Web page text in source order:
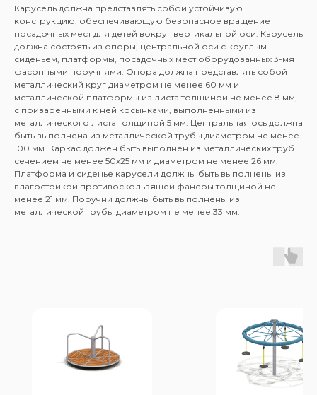
Карусель должна представлять собой устойчивую
конструкцию, обеспечивающую безопасное вращение
посадочных мест для детей вокруг вертикальной оси. Карусель
должна состоять из опоры, центральной оси с круглым
сиденьем, платформы, посадочных мест оборудованных 3-мя
фасонными поручнями. Опора должна представлять собой
металлический круг диаметром не менее 60 мм и
металлической платформы из листа толщиной не менее 8 мм,
с приваренными к ней косынками, выполненными из
металлического листа толщиной 5 мм. Центральная ось должна
быть выполнена из металлической трубы диаметром не менее
100 мм. Каркас должен быть выполнен из металлических труб
сечением не менее 50х25 мм и диаметром не менее 26 мм.
Платформа и сиденье карусели должны быть выполнены из
влагостойкой противоскользящей фанеры толщиной не
менее 21 мм. Поручни должны быть выполнены из
металлической трубы диаметром не менее 33 мм.